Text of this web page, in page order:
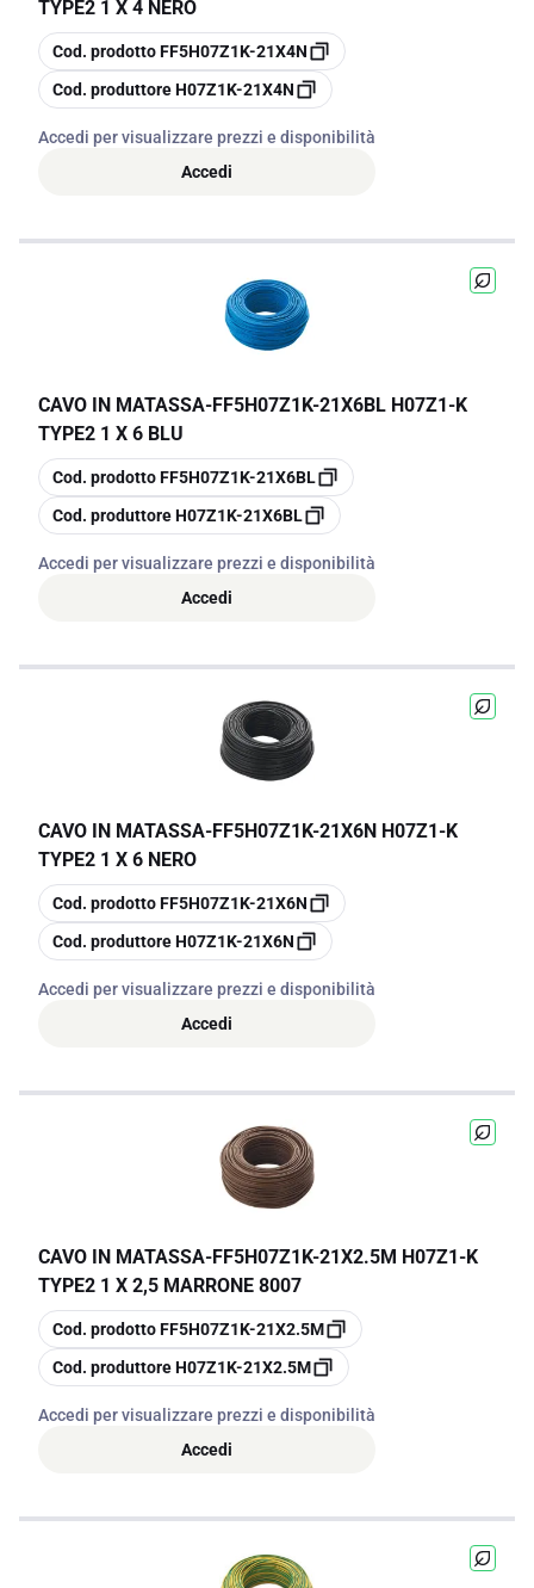
TYPE2 1 X 4 NERO
copia
Cod. prodottoFF5H07Z1K-21X4N
copia
Cod. produttoreH07Z1K-21X4N
Accedi per visualizzare prezzi e disponibilità
Accedi
CAVO IN MATASSA-FF5H07Z1K-21X6BL H07Z1-K
TYPE2 1 X 6 BLU
copia
Cod. prodottoFF5H07Z1K-21X6BL
copia
Cod. produttoreH07Z1K-21X6BL
Accedi per visualizzare prezzi e disponibilità
Accedi
CAVO IN MATASSA-FF5H07Z1K-21X6N H07Z1-K
TYPE2 1 X 6 NERO
copia
Cod. prodottoFF5H07Z1K-21X6N
copia
Cod. produttoreH07Z1K-21X6N
Accedi per visualizzare prezzi e disponibilità
Accedi
CAVO IN MATASSA-FF5H07Z1K-21X2.5M H07Z1-K
TYPE2 1 X 2,5 MARRONE 8007
copia
Cod. prodottoFF5H07Z1K-21X2.5M
copia
Cod. produttoreH07Z1K-21X2.5M
Accedi per visualizzare prezzi e disponibilità
Accedi